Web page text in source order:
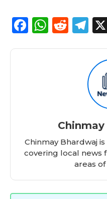
F
k
W
p
R
T
g
ra
m
Chinmay Bhardwaj
covering local news
areas